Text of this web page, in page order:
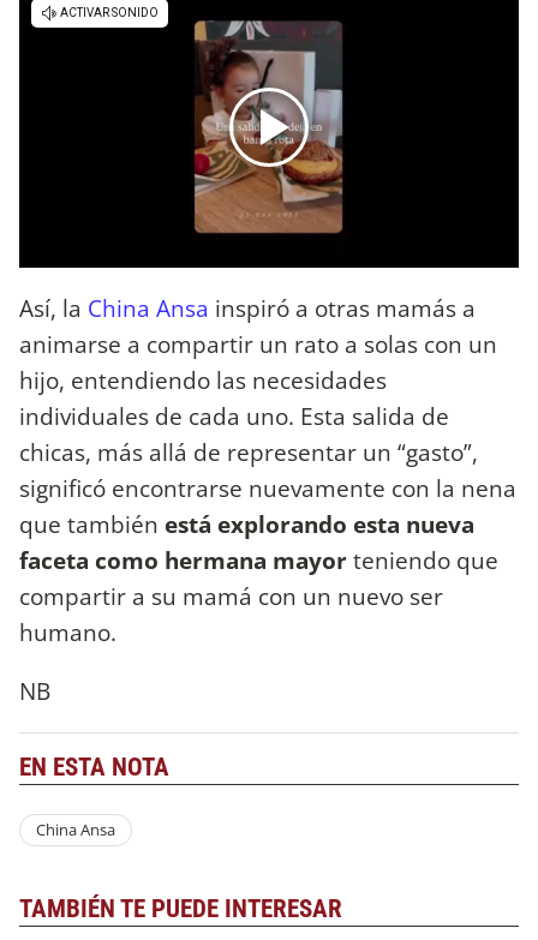
Así, la China Ansa inspiró a otras mamás a
animarse a compartir un rato a solas con un
hijo, entendiendo las necesidades
individuales de cada uno. Esta salida de
chicas, más allá de representar un “gasto”,
significó encontrarse nuevamente con la nena
que también está explorando esta nueva
faceta como hermana mayorteniendo que
compartir a su mamá con un nuevo ser
humano.
NB
EN ESTA NOTA
China Ansa
TAMBIÉN TE PUEDE INTERESAR